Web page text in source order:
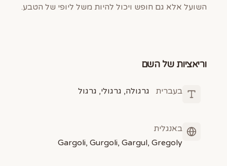
השועל אלא גם חופש ויכול להיות משל ליופי של הטבע.
וריאציות של השם
בעברית גרגולה, גרגולי, גרגול
באנגלית
Gargoli, Gurgoli, Gargul, Gregoly